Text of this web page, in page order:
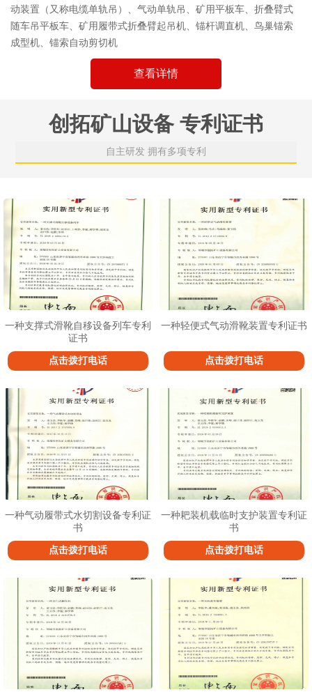
动装置（又称电缆单轨吊）、气动单轨吊、矿用平板车、折叠臂式
随车吊平板车、矿用履带式折叠臂起吊机、锚杆调直机、鸟巢锚索
成型机、锚索自动剪切机
查看详情
创拓矿山设备 专利证书
自主研发 拥有多项专利
一种支撑式滑靴自移设备列车专利
证书
点击拨打电话
一种轻便式气动滑靴装置专利证书
点击拨打电话
一种气动履带式水切割设备专利证
书
点击拨打电话
一种耙装机载临时支护装置专利证
书
点击拨打电话